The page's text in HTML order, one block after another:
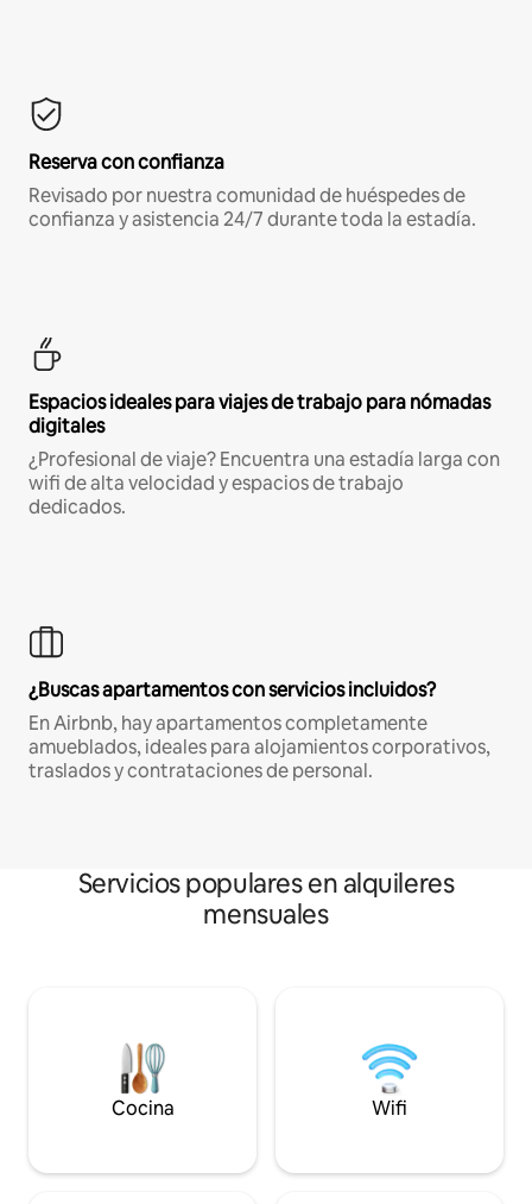
Reserva con confianza
Revisado por nuestra comunidad de huéspedes de
confianza y asistencia 24/7 durante toda la estadía.
Espacios ideales para viajes de trabajo para nómadas
digitales
¿Profesional de viaje? Encuentra una estadía larga con
wifi de alta velocidad y espacios de trabajo
dedicados.
¿Buscas apartamentos con servicios incluidos?
En Airbnb, hay apartamentos completamente
amueblados, ideales para alojamientos corporativos,
traslados y contrataciones de personal.
Servicios populares en alquileres
mensuales
Cocina Wifi